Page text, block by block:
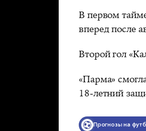
В первом
вперед после
Второй гол
«Парма»
18-летний
Прогнозы на